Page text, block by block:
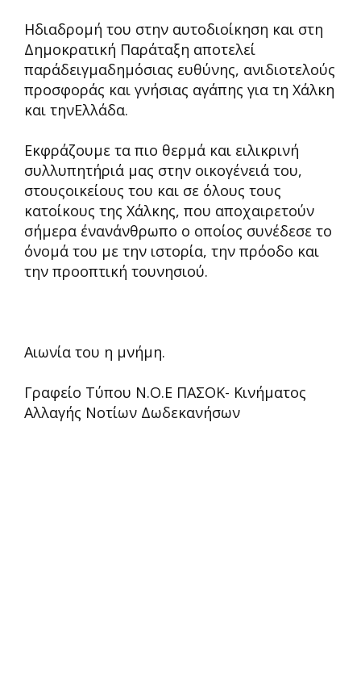
Ηδιαδρομή του στην αυτοδιοίκηση και στη
Δημοκρατική Παράταξη αποτελεί
παράδειγμαδημόσιας ευθύνης, ανιδιοτελούς
προσφοράς και γνήσιας αγάπης για τη Χάλκη
και τηνΕλλάδα.
Εκφράζουμε τα πιο θερμά και ειλικρινή
συλλυπητήριά μας στην οικογένειά του,
στουςοικείους του και σε όλους τους
κατοίκους της Χάλκης, που αποχαιρετούν
σήμερα ένανάνθρωπο ο οποίος συνέδεσε το
όνομά του με την ιστορία, την πρόοδο και
την προοπτική τουνησιού.
Αιωνία του η μνήμη.
Γραφείο Τύπου Ν.Ο.Ε ΠΑΣΟΚ- Κινήματος
Αλλαγής Νοτίων Δωδεκανήσων